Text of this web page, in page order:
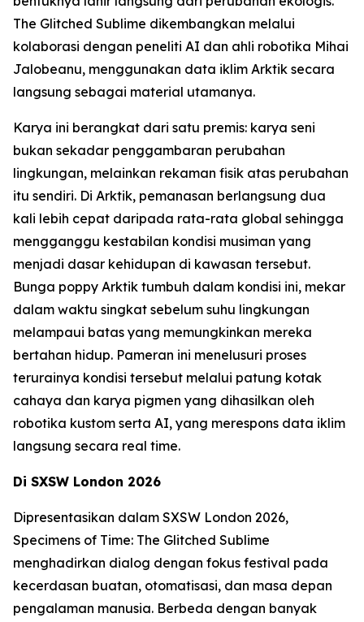
The Glitched Sublime dikembangkan melalui
kolaborasi dengan peneliti AI dan ahli robotika Mihai
Jalobeanu, menggunakan data iklim Arktik secara
langsung sebagai material utamanya.
Karya ini berangkat dari satu premis: karya seni
bukan sekadar penggambaran perubahan
lingkungan, melainkan rekaman fisik atas perubahan
itu sendiri. Di Arktik, pemanasan berlangsung dua
kali lebih cepat daripada rata-rata global sehingga
mengganggu kestabilan kondisi musiman yang
menjadi dasar kehidupan di kawasan tersebut.
Bunga poppy Arktik tumbuh dalam kondisi ini, mekar
dalam waktu singkat sebelum suhu lingkungan
melampaui batas yang memungkinkan mereka
bertahan hidup. Pameran ini menelusuri proses
terurainya kondisi tersebut melalui patung kotak
cahaya dan karya pigmen yang dihasilkan oleh
robotika kustom serta AI, yang merespons data iklim
langsung secara real time.
Di SXSW London 2026
Dipresentasikan dalam SXSW London 2026,
Specimens of Time: The Glitched Sublime
menghadirkan dialog dengan fokus festival pada
kecerdasan buatan, otomatisasi, dan masa depan
pengalaman manusia. Berbeda dengan banyak